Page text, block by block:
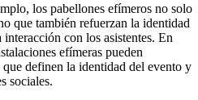
los pabellones efímeros no solo
que también refuerzan la identidad
con los asistentes. En
efímeras pueden
definen la identidad del evento y
sociales.